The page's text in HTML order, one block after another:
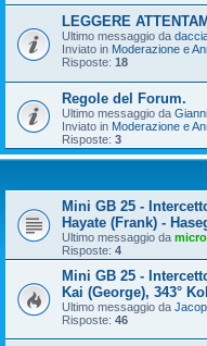
LEGGERE
Ultimo messaggio da
Inviato in Moderazione e
Risposte: 18
Regole del Forum.
Ultimo messaggio da
Inviato in Moderazione e
Risposte: 3
Mini GB 25 -
Hayate (Frank) -
Ultimo messaggio da
Risposte: 4
Mini GB 25 -
Kai (George), 343°
Ultimo messaggio da
Risposte: 46